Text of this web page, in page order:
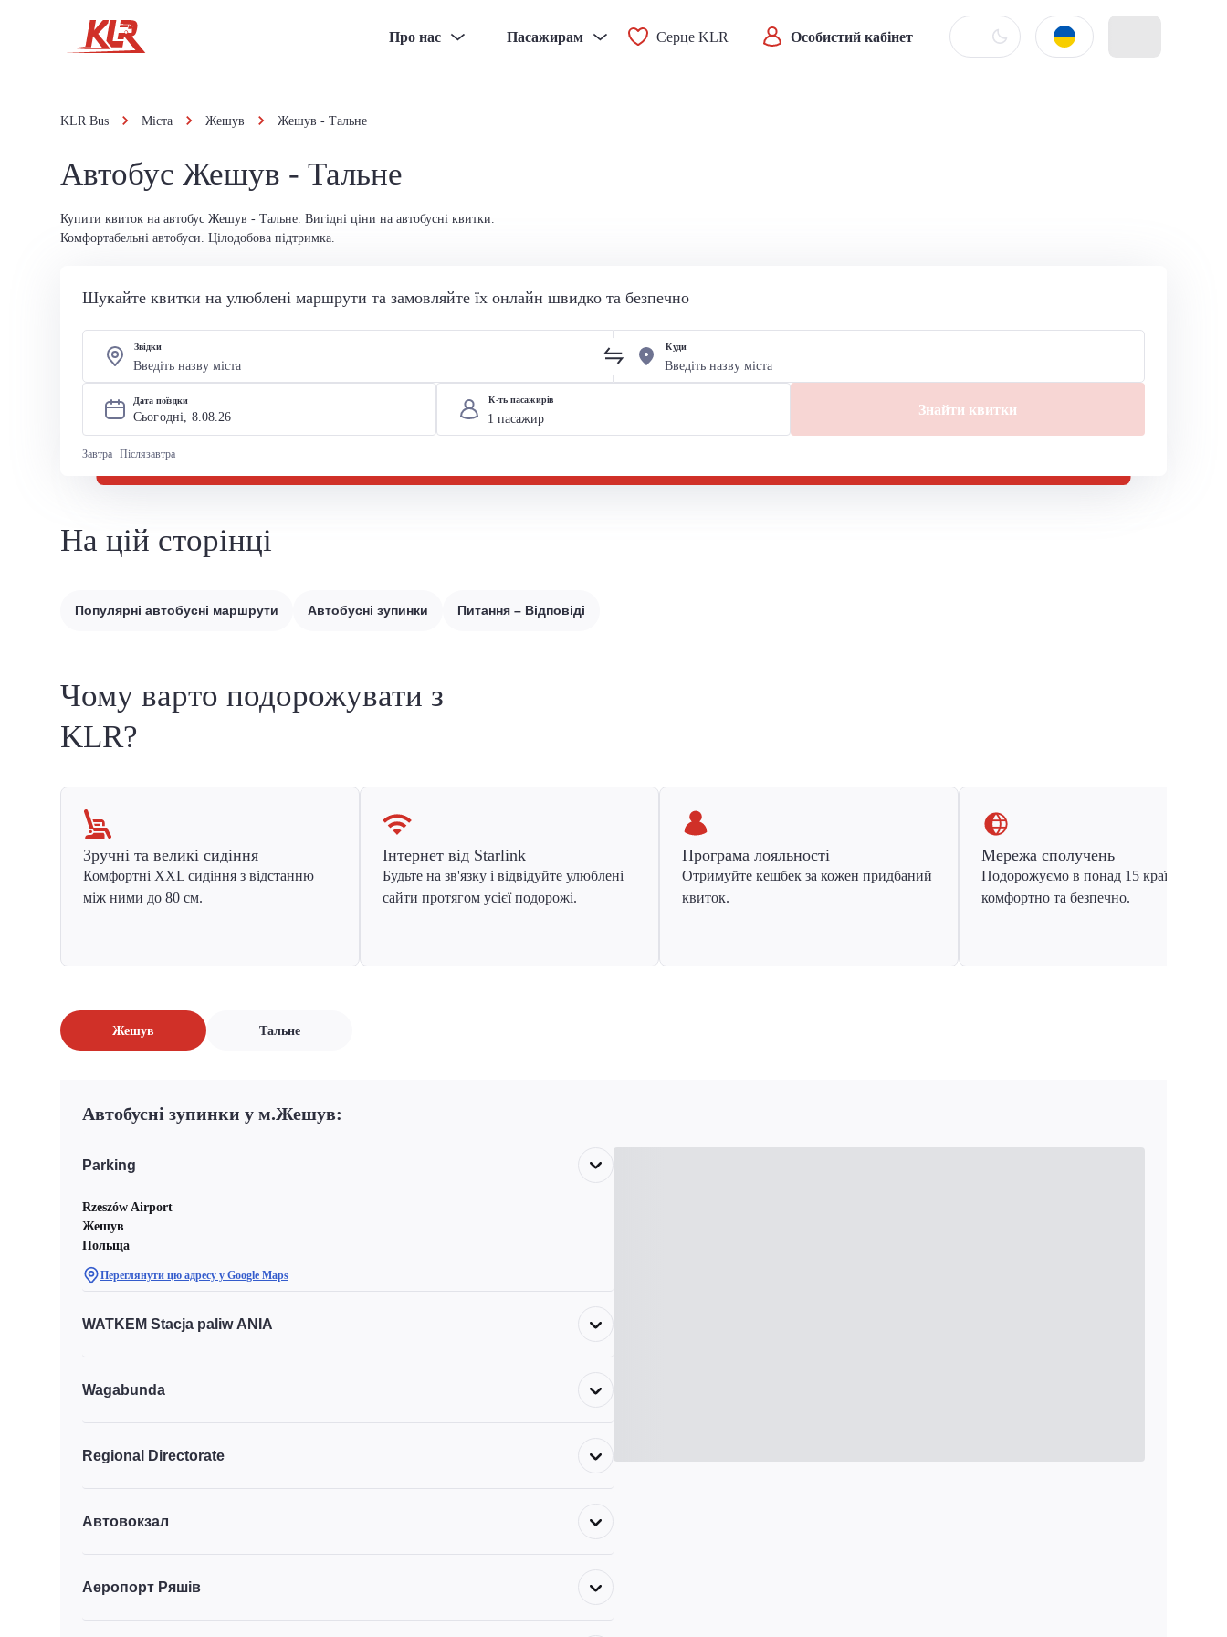
Про нас Пасажирам Серце KLR Особистий кабінет
KLR Bus Міста Жешув Жешув - Тальне
Автобус Жешув - Тальне
Купити квиток на автобус Жешув - Тальне. Вигідні ціни на автобусні квитки.
Комфортабельні автобуси. Цілодобова підтримка.
Шукайте квитки на улюблені маршрути та замовляйте їх онлайн швидко та безпечно
Звідки Куди
Дата поїздки
Сьогодні, 8.08.26
Завтра Післязавтра
К-ть пасажирів
Знайти квитки
На цій сторінці
Популярні автобусні маршрути Автобусні зупинки Питання – Відповіді
Чому варто подорожувати з
KLR?
Зручні та великі сидіння
Комфортні XXL сидіння з відстанню
між ними до 80 см.
Інтернет від Starlink
Будьте на зв'язку і відвідуйте улюблені
сайти протягом усієї подорожі.
Програма лояльності
Отримуйте кешбек за кожен придбаний
квиток.
Мережа сполучень
Подорожуємо в понад 15 країн Європи
комфортно та безпечно.
Жешув Тальне
Автобусні зупинки у м.Жешув:
Parking
Rzeszów Airport
Жешув
Польща
Переглянути цю адресу у Google Maps
WATKEM Stacja paliw ANIA
Wagabunda
Regional Directorate
Автовокзал
Аеропорт Ряшів